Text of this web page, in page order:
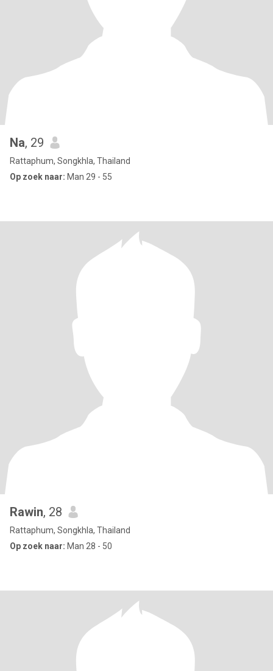
Na, 29
Rattaphum, Songkhla, Thailand
Op zoek naar: Man 29 - 55
Rawin, 28
Rattaphum, Songkhla, Thailand
Op zoek naar: Man 28 - 50